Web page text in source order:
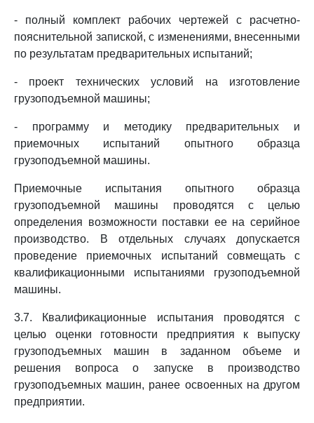
- полный комплект рабочих чертежей с расчетно-
пояснительной запиской, с изменениями, внесенными
по результатам предварительных испытаний;
- проект технических условий на изготовление
грузоподъемной машины;
- программу и методику предварительных и
приемочных испытаний опытного образца
грузоподъемной машины.
Приемочные испытания опытного образца
грузоподъемной машины проводятся с целью
определения возможности поставки ее на серийное
производство. В отдельных случаях допускается
проведение приемочных испытаний совмещать с
квалификационными испытаниями грузоподъемной
машины.
3.7. Квалификационные испытания проводятся с
целью оценки готовности предприятия к выпуску
грузоподъемных машин в заданном объеме и
решения вопроса о запуске в производство
грузоподъемных машин, ранее освоенных на другом
предприятии.